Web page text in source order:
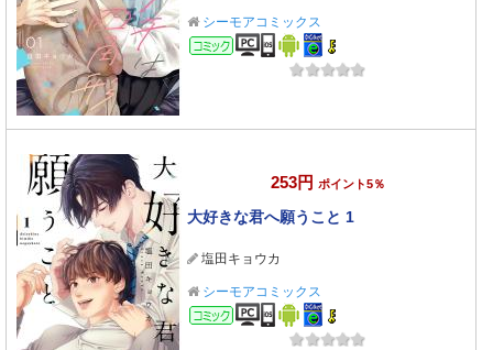
シーモアコミックス
コミック
253円 ポイント5％
大好きな君へ願うこと 1
塩田キョウカ
シーモアコミックス
コミック